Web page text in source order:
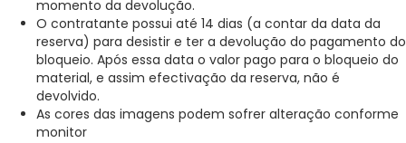
momento da devolução.
O contratante possui até 14 dias (a contar da data da
reserva) para desistir e ter a devolução do pagamento do
bloqueio. Após essa data o valor pago para o bloqueio do
material, e assim efectivação da reserva, não é
devolvido.
As cores das imagens podem sofrer alteração conforme
monitor